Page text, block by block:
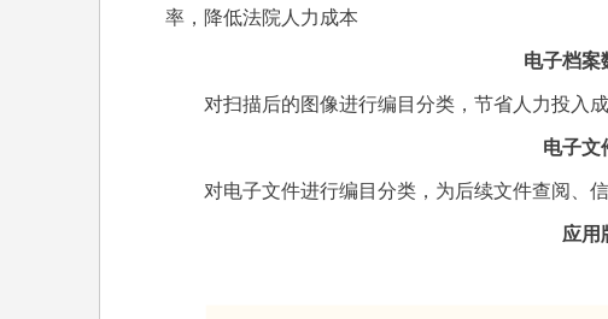
率，降低法院人力成本
电子档案
对扫描后的图像进行编目分类，节省人力投入
电子文
对电子文件进行编目分类，为后续文件查阅、
应用